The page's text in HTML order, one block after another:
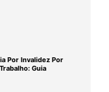
Por Invalidez Por
Guia